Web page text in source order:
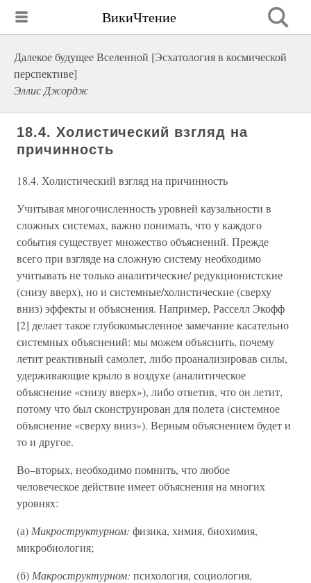
ВикиЧтение
Далекое будущее Вселенной [Эсхатология в космической
перспективе]
Эллис Джордж
18.4. Холистический взгляд на
причинность
18.4. Холистический взгляд на причинность
Учитывая многочисленность уровней каузальности в
сложных системах, важно понимать, что у каждого
события существует множество объяснений. Прежде
всего при взгляде на сложную систему необходимо
учитывать не только аналитические/ редукционистские
(снизу вверх), но и системные/холистические (сверху
вниз) эффекты и объяснения. Например, Расселл Экофф
[2] делает такое глубокомысленное замечание касательно
системных объяснений: мы можем объяснить, почему
летит реактивный самолет, либо проанализировав силы,
удерживающие крыло в воздухе (аналитическое
объяснение «снизу вверх»), либо ответив, что он летит,
потому что был сконструирован для полета (системное
объяснение «сверху вниз»). Верным объяснением будет и
то и другое.
Во–вторых, необходимо помнить, что любое
человеческое действие имеет объяснения на многих
уровнях:
(а) Микроструктурном: физика, химия, биохимия,
микробиология;
(б) Макроструктурном: психология, социология,